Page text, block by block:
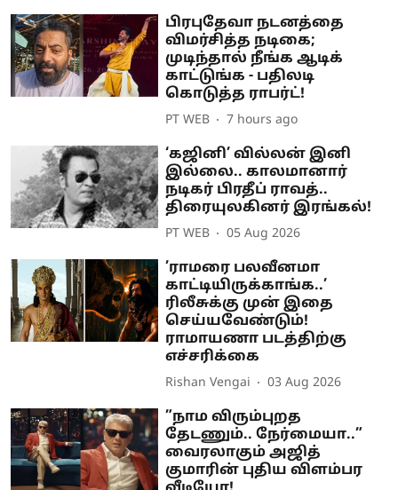
பிரபுதேவா நடனத்தை
விமர்சித்த நடிகை;
முடிந்தால் நீங்க ஆடிக்
காட்டுங்க - பதிலடி
கொடுத்த ராபர்ட்!
PT WEB 7 hours ago
‘கஜினி’ வில்லன் இனி
இல்லை.. காலமானார்
நடிகர் பிரதீப் ராவத்..
திரையுலகினர் இரங்கல்!
PT WEB 05 Aug 2026
’ராமரை பலவீனமா
காட்டியிருக்காங்க..’
ரிலீசுக்கு முன் இதை
செய்யவேண்டும்!
ராமாயணா படத்திற்கு
எச்சரிக்கை
Rishan Vengai 03 Aug 2026
”நாம விரும்புறத
தேடணும்.. நேர்மையா..”
வைரலாகும் அஜித்
குமாரின் புதிய விளம்பர